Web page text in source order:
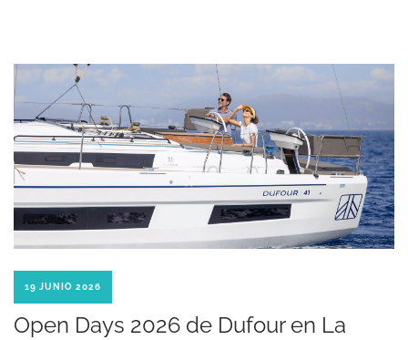
19 JUNIO 2026
Open Days 2026 de Dufour en La